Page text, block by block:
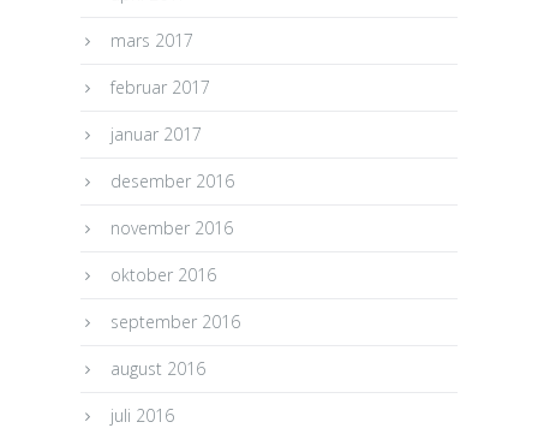
mars 2017
februar 2017
januar 2017
desember 2016
november 2016
oktober 2016
september 2016
august 2016
juli 2016